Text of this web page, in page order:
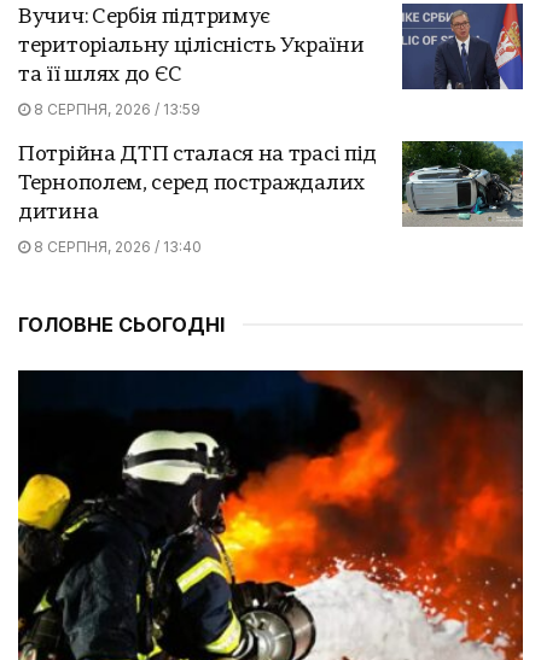
Вучич: Сербія підтримує
територіальну цілісність України
та її шлях до ЄС
8 СЕРПНЯ, 2026 / 13:59
Потрійна ДТП сталася на трасі під
Тернополем, серед постраждалих
дитина
8 СЕРПНЯ, 2026 / 13:40
ГОЛОВНЕ СЬОГОДНІ